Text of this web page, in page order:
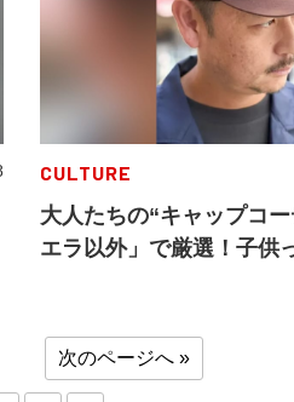
CULTURE
大人たちの“キャップコ
エラ以外」で厳選！子供
次のページへ »